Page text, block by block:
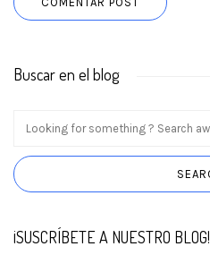
Buscar en el blog
¡SUSCRÍBETE A NUESTRO BLOG!